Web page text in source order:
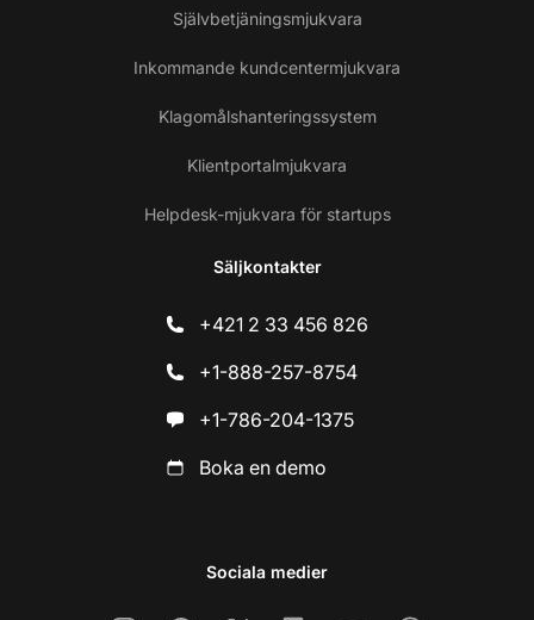
Självbetjäningsmjukvara
Inkommande kundcentermjukvara
Klagomålshanteringssystem
Klientportalmjukvara
Helpdesk-mjukvara för startups
Säljkontakter
+421 2 33 456 826
+1-888-257-8754
+1-786-204-1375
Boka en demo
Sociala medier